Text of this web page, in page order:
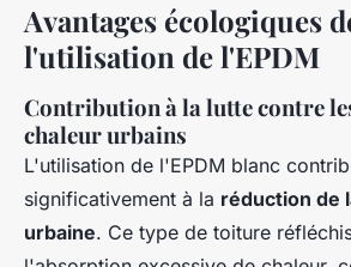
Avantages écologiques
l'utilisation de l'EPDM
Contribution à la lutte contre
chaleur urbains
L'utilisation de l'EPDM blanc
significativement à la réduction de
urbaine. Ce type de toiture